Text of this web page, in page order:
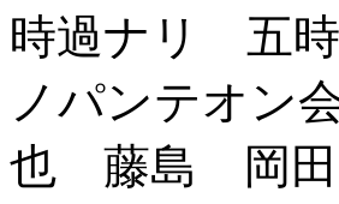
時過ナリ 五
ノパンテオン
也 藤島 岡田